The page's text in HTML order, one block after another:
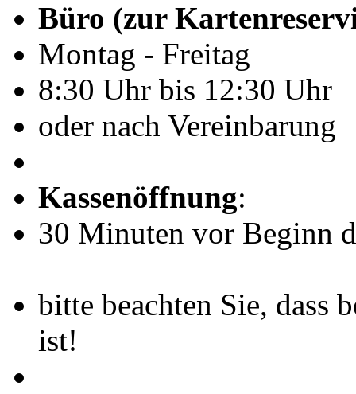
Büro (zur
Montag - Freitag
8:30 Uhr bis 12:30 Uhr
oder nach Vereinbarung
Kassenöffnung:
30 Minuten vor Beginn
bitte beachten Sie, dass
ist!